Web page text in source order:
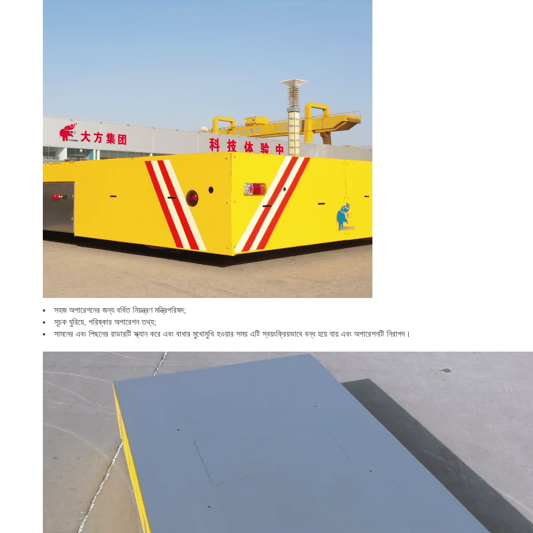
সহজ অপারেশনের জন্য বর্ধিত নিয়ন্ত্রণ মন্ত্রিপরিষদ;
সূচক ঘুরিয়ে, পরিষ্কার অপারেশন তথ্য;
সামনের এবং পিছনের রাডারটি স্ক্যান করে এবং বাধার মুখোমুখি হওয়ার সময় এটি স্বয়ংক্রিয়ভাবে বন্ধ হয়ে যায় এবং অপারেশনটি নিরাপদ।